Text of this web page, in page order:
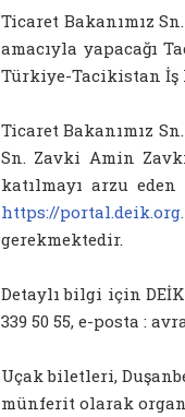
Ticaret Bakanımız
amacıyla yapacağı
Türkiye-Tacikistan
Ticaret Bakanımız
Sn. Zavki Amin
katılmayı arzu
https://
gerekmektedir.
Detaylı bilgi için
339 50 55, e-posta :
Uçak biletleri,
münferit olarak